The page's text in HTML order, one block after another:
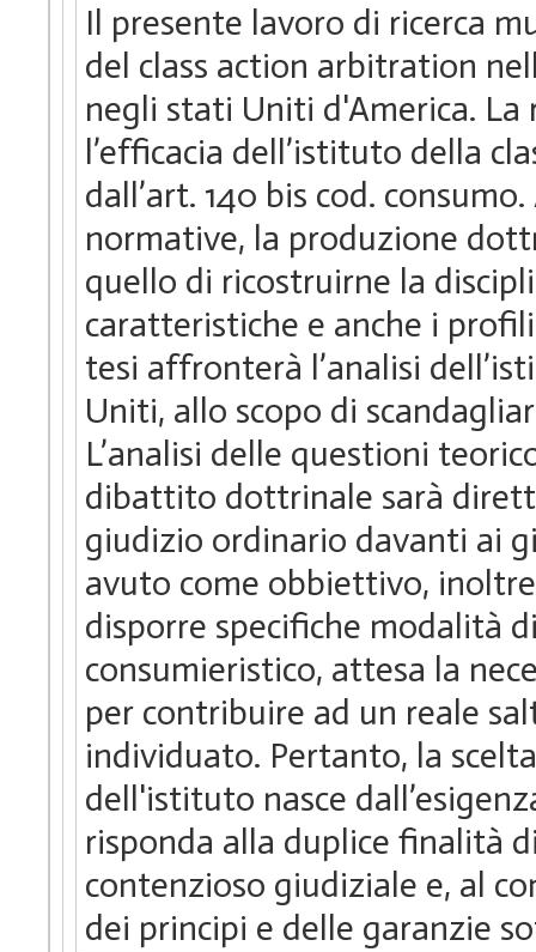
Il presente lavoro di ricerca
del class action arbitration
negli stati Uniti d'America. La
l’efficacia dell’istituto della
dall’art. 140 bis cod.
normative, la produzione
quello di ricostruirne la
caratteristiche e anche i
tesi affronterà l’analisi
Uniti, allo scopo di
L’analisi delle questioni
dibattito dottrinale sarà
giudizio ordinario davanti ai
avuto come obbiettivo,
disporre specifiche modalità
consumieristico, attesa la
per contribuire ad un reale
individuato. Pertanto, la
dell'istituto nasce
risponda alla duplice finalità
contenzioso giudiziale e, al
dei principi e delle garanzie